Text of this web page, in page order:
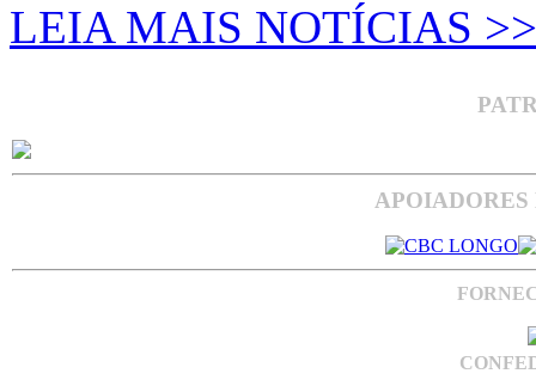
LEIA MAIS NOTÍCIAS >>